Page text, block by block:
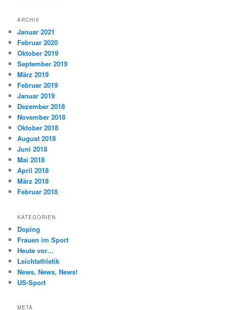
ARCHIV
Januar 2021
Februar 2020
Oktober 2019
September 2019
März 2019
Februar 2019
Januar 2019
Dezember 2018
November 2018
Oktober 2018
August 2018
Juni 2018
Mai 2018
April 2018
März 2018
Februar 2018
KATEGORIEN
Doping
Frauen im Sport
Heute vor…
Leichtathletik
News, News, News!
US-Sport
META